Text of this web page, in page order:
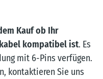
Kauf ob Ihr
kompatibel ist. Es
mit 6-Pins verfügen.
kontaktieren Sie uns